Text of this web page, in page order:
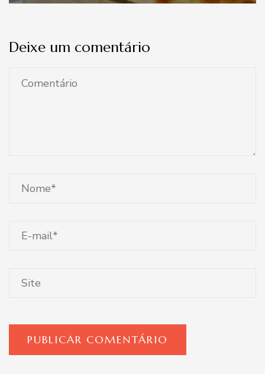
Deixe um comentário